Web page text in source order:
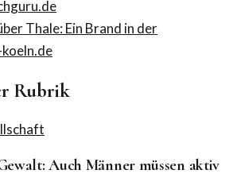
Thale: Ein Brand in der
Rubrik
Auch Männer müssen aktiv